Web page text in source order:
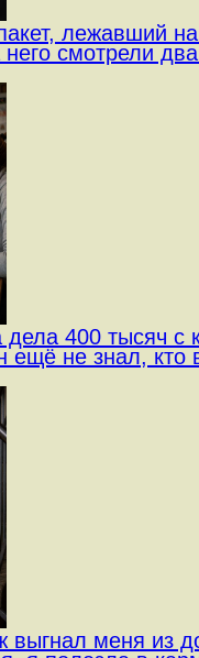
лежавший
смотрели
дела 400 тысяч
ещё не знал, кто
выгнал меня из